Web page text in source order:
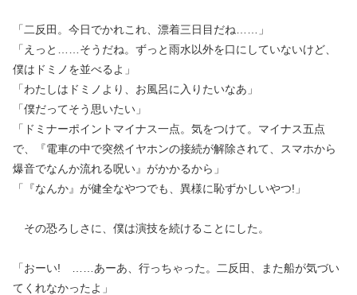
「二反田。今日でかれこれ、漂着三日目だね……」
「えっと……そうだね。ずっと雨水以外を口にしていないけど、
僕はドミノを並べるよ」
「わたしはドミノより、お風呂に入りたいなあ」
「僕だってそう思いたい」
「ドミナーポイントマイナス一点。気をつけて。マイナス五点
で、『電車の中で突然イヤホンの接続が解除されて、スマホから
爆音でなんか流れる呪い』がかかるから」
「『なんか』が健全なやつでも、異様に恥ずかしいやつ!」
その恐ろしさに、僕は演技を続けることにした。
「おーい! ……あーあ、行っちゃった。二反田、また船が気づい
てくれなかったよ」